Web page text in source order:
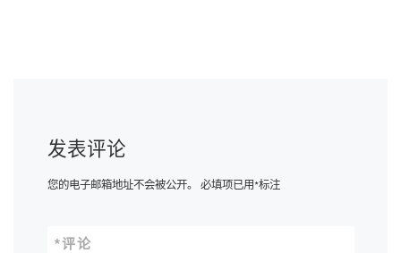
发表评论
您的电子邮箱地址不会被公开。 必填项已用*标注
评论
*